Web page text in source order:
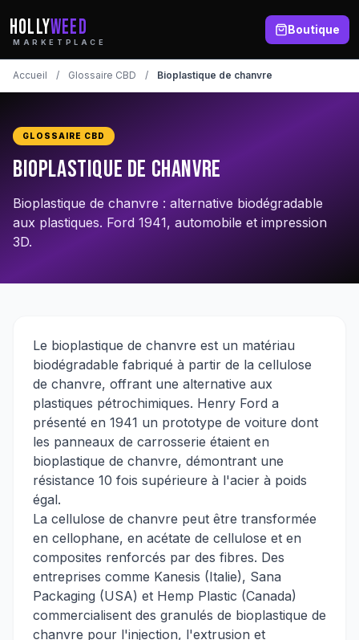
HOLLYWEED
MARKETPLACE
Boutique
Accueil / Glossaire CBD / Bioplastique de chanvre
GLOSSAIRE CBD
Bioplastique de chanvre
Bioplastique de chanvre : alternative biodégradable
aux plastiques. Ford 1941, automobile et impression
3D.
Le bioplastique de chanvre est un matériau
biodégradable fabriqué à partir de la cellulose
de chanvre, offrant une alternative aux
plastiques pétrochimiques. Henry Ford a
présenté en 1941 un prototype de voiture dont
les panneaux de carrosserie étaient en
bioplastique de chanvre, démontrant une
résistance 10 fois supérieure à l'acier à poids
égal.
La cellulose de chanvre peut être transformée
en cellophane, en acétate de cellulose et en
composites renforcés par des fibres. Des
entreprises comme Kanesis (Italie), Sana
Packaging (USA) et Hemp Plastic (Canada)
commercialisent des granulés de bioplastique de
chanvre pour l'injection, l'extrusion et